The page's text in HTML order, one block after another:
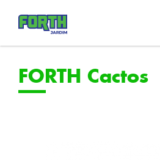
FORTH Cactos